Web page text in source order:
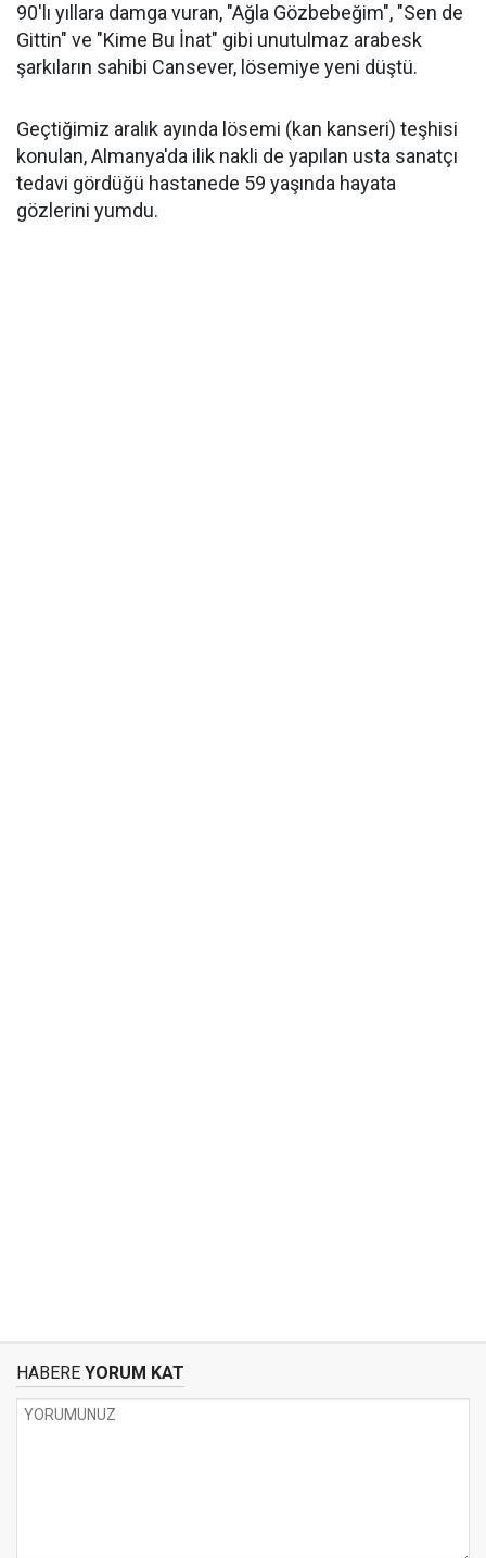
90'lı yıllara damga vuran, "Ağla Gözbebeğim", "Sen de
Gittin" ve "Kime Bu İnat" gibi unutulmaz arabesk
şarkıların sahibi Cansever, lösemiye yeni düştü.
Geçtiğimiz aralık ayında lösemi (kan kanseri) teşhisi
konulan, Almanya'da ilik nakli de yapılan usta sanatçı
tedavi gördüğü hastanede 59 yaşında hayata
gözlerini yumdu.
HABERE YORUM KAT